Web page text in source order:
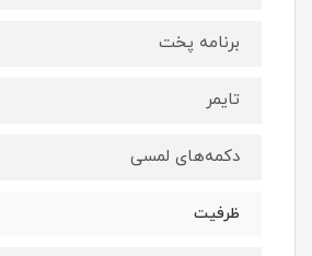
برنامه پخت
تایمر
دکمه‌های لمسی
ظرفیت